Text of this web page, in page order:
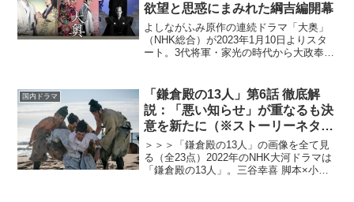
欲望と思惑にまみれた綱吉編開幕
よしながふみ原作の連続ドラマ「大奥」
（NHK総合）が2023年1月10日よりスタ
ート。3代将軍・家光の時代から大政奉還
には、冨永愛、中島裕翔、堀田真由、福
士蒼汰、風間俊...
国内ドラマ
「鎌倉殿の13人」第6話 徹底解
説：「悪い知らせ」が重なるも決
意を新たに（※ストーリーネタバ
レあり）
＞＞＞「鎌倉殿の13人」の画像を全て見
る（全23点）2022年のNHK大河ドラマは
「鎌倉殿の13人」。三谷幸喜 脚本×小栗